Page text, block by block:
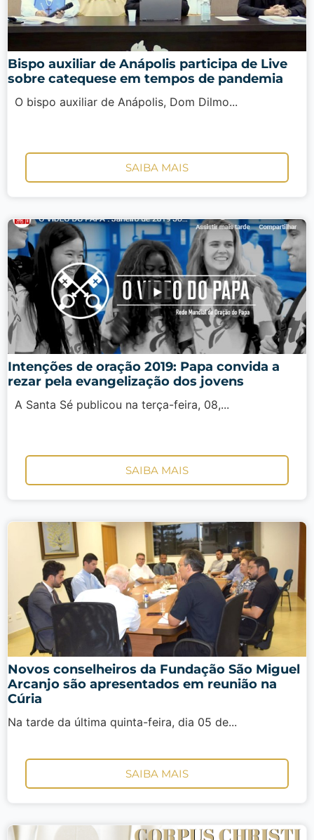
Bispo auxiliar de Anápolis participa de Live
sobre catequese em tempos de pandemia
O bispo auxiliar de Anápolis, Dom Dilmo...
SAIBA MAIS
Intenções de oração 2019: Papa convida a
rezar pela evangelização dos jovens
A Santa Sé publicou na terça-feira, 08,...
SAIBA MAIS
Novos conselheiros da Fundação São Miguel
Arcanjo são apresentados em reunião na
Cúria
Na tarde da última quinta-feira, dia 05 de...
SAIBA MAIS